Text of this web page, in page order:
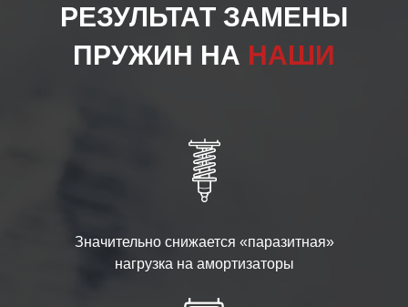
РЕЗУЛЬТАТ ЗАМЕНЫ
ПРУЖИН НА НАШИ
Значительно снижается «паразитная»
нагрузка на амортизаторы